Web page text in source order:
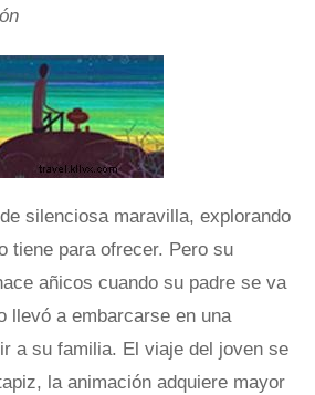
silenciosa maravilla, explorando
tiene para ofrecer. Pero su
añicos cuando su padre se va
llevó a embarcarse en una
a su familia. El viaje del joven se
la animación adquiere mayor